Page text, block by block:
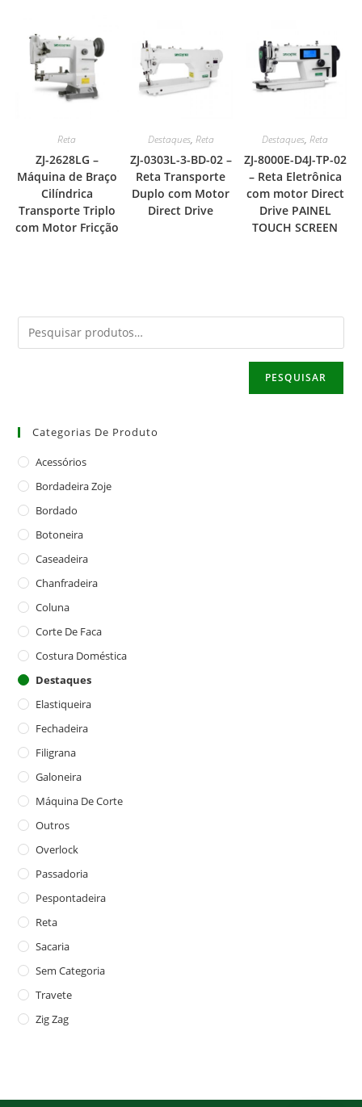
Reta
ZJ-2628LG –
Máquina de Braço
Cilíndrica
Transporte Triplo
com Motor Fricção
Destaques, Reta
ZJ-0303L-3-BD-02 –
Reta Transporte
Duplo com Motor
Direct Drive
Destaques,Reta
ZJ-8000E-D4J-TP-02
– Reta Eletrônica
com motor Direct
Drive PAINEL
TOUCH SCREEN
PESQUISAR
Categorias De Produto
Acessórios
Bordadeira Zoje
Bordado
Botoneira
Caseadeira
Chanfradeira
Coluna
Corte De Faca
Costura Doméstica
Destaques
Elastiqueira
Fechadeira
Filigrana
Galoneira
Máquina De Corte
Outros
Overlock
Passadoria
Pespontadeira
Reta
Sacaria
Sem Categoria
Travete
Zig Zag